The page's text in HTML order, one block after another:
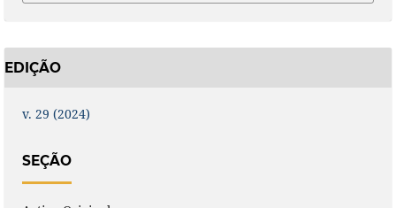
EDIÇÃO
v. 29 (2024)
SEÇÃO